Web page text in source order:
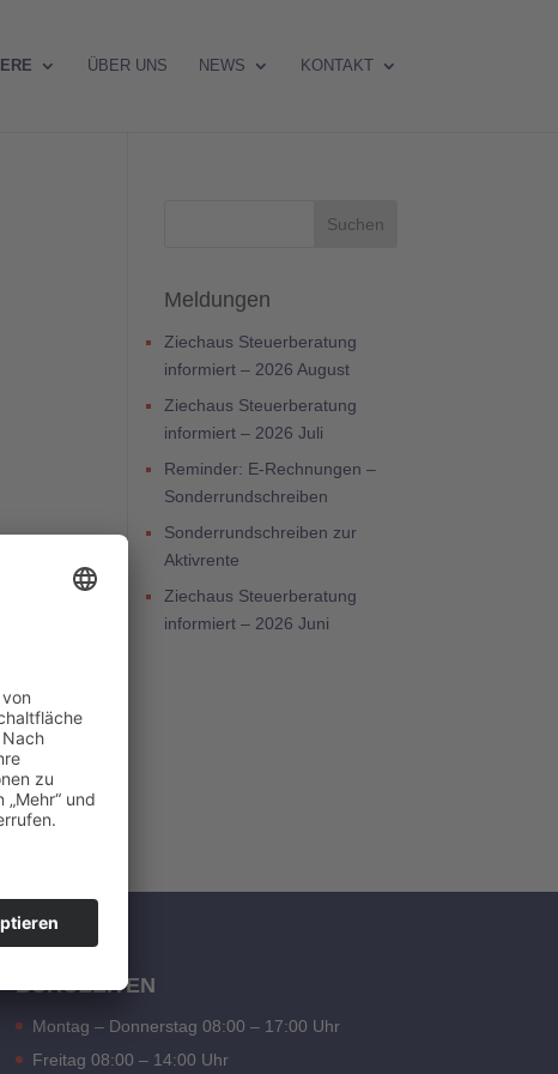
ÜBER UNS NEWS KONTAKT
Meldungen
Ziechaus Steuerberatung
informiert – 2026 August
Ziechaus Steuerberatung
informiert – 2026 Juli
Reminder: E-Rechnungen –
Sonderrundschreiben
Sonderrundschreiben zur
Aktivrente
Ziechaus Steuerberatung
informiert – 2026 Juni
BÜROZEITEN
Montag – Donnerstag 08:00 – 17:00 Uhr
Freitag 08:00 – 14:00 Uhr